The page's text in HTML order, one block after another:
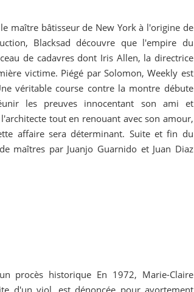
maître bâtisseur de New York à l'origine de
Blacksad découvre que l'empire du
de cadavres dont Iris Allen, la directrice
victime. Piégé par Solomon, Weekly est
véritable course contre la montre débute
les preuves innocentant son ami et
tout en renouant avec son amour,
affaire sera déterminant. Suite et fin du
maîtres par Juanjo Guarnido et Juan Diaz
procès historique En 1972, Marie-Claire
d'un viol, est dénoncée pour avortement